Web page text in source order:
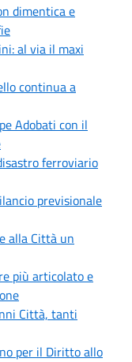
dimentica e
al via il maxi
continua a
Adobati con il
ferroviario
previsionale
alla Città un
più articolato e
Città, tanti
per il Diritto allo